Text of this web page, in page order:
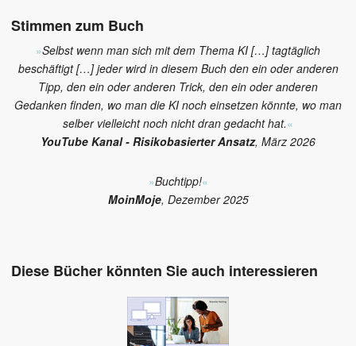
Stimmen zum Buch
»Selbst wenn man sich mit dem Thema KI […] tagtäglich
beschäftigt […] jeder wird in diesem Buch den ein oder anderen
Tipp, den ein oder anderen Trick, den ein oder anderen
Gedanken finden, wo man die KI noch einsetzen könnte, wo man
selber vielleicht noch nicht dran gedacht hat.«
YouTube Kanal - Risikobasierter Ansatz, März 2026
»Buchtipp!«
MoinMoje, Dezember 2025
Diese Bücher könnten Sie auch interessieren